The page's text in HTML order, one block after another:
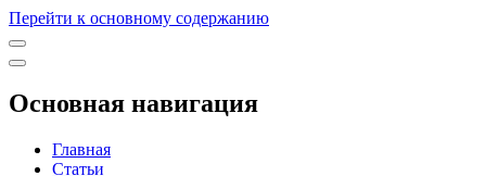
Перейти к основному содержанию
Основная навигация
Главная
Статьи